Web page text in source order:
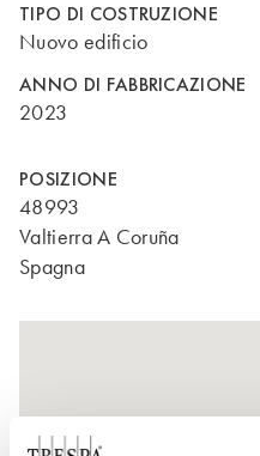
TIPO DI COSTRUZIONE
Nuovo edificio
ANNO DI FABBRICAZIONE
2023
POSIZIONE
48993
Valtierra A Coruña
Spagna